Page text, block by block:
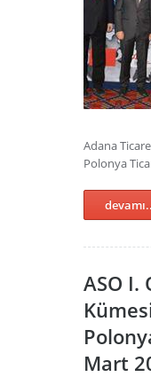
Adana
Polonya
ASO I.
Mart